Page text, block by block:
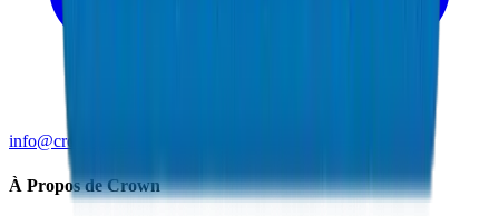
info@crownplasticuae.com
À Propos de Crown